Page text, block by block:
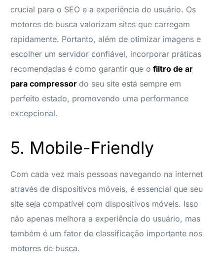
crucial para o SEO e a experiência do usuário. Os
motores de busca valorizam sites que carregam
rapidamente. Portanto, além de otimizar imagens e
escolher um servidor confiável, incorporar práticas
recomendadas é como garantir que o filtro de ar
para compressor do seu site está sempre em
perfeito estado, promovendo uma performance
excepcional.
5. Mobile-Friendly
Com cada vez mais pessoas navegando na internet
através de dispositivos móveis, é essencial que seu
site seja compatível com dispositivos móveis. Isso
não apenas melhora a experiência do usuário, mas
também é um fator de classificação importante nos
motores de busca.